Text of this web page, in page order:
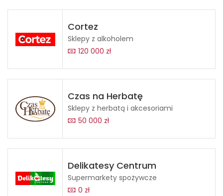
Cortez
Sklepy z alkoholem
120 000 zł
Czas na Herbatę
Sklepy z herbatą i akcesoriami
50 000 zł
Delikatesy Centrum
Supermarkety spożywcze
0 zł